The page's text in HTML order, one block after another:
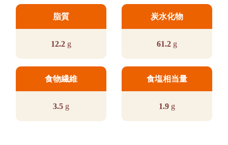
脂質
12.2 g
炭水化物
61.2 g
食物繊維
3.5 g
食塩相当量
1.9 g